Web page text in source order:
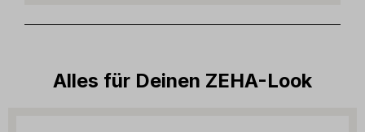
Alles für Deinen ZEHA-Look